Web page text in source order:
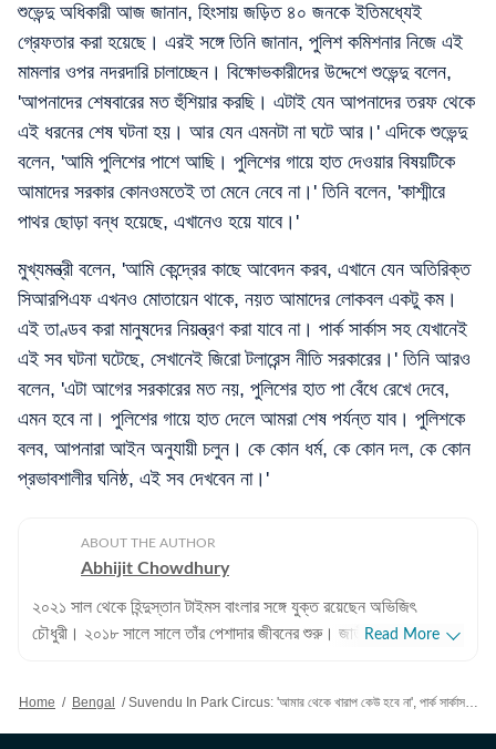
শুভেন্দু অধিকারী আজ জানান, হিংসায় জড়িত ৪০ জনকে ইতিমধ্যেই
গ্রেফতার করা হয়েছে। এরই সঙ্গে তিনি জানান, পুলিশ কমিশনার নিজে এই
মামলার ওপর নদরদারি চালাচ্ছেন। বিক্ষোভকারীদের উদ্দেশে শুভেন্দু বলেন,
'আপনাদের শেষবারের মত হুঁশিয়ার করছি। এটাই যেন আপনাদের তরফ থেকে
এই ধরনের শেষ ঘটনা হয়। আর যেন এমনটা না ঘটে আর।' এদিকে শুভেন্দু
বলেন, 'আমি পুলিশের পাশে আছি। পুলিশের গায়ে হাত দেওয়ার বিষয়টিকে
আমাদের সরকার কোনওমতেই তা মেনে নেবে না।' তিনি বলেন, 'কাশ্মীরে
পাথর ছোড়া বন্ধ হয়েছে, এখানেও হয়ে যাবে।'
মুখ্যমন্ত্রী বলেন, 'আমি কেন্দ্রের কাছে আবেদন করব, এখানে যেন অতিরিক্ত
সিআরপিএফ এখনও মোতায়েন থাকে, নয়ত আমাদের লোকবল একটু কম।
এই তাণ্ডব করা মানুষদের নিয়ন্ত্রণ করা যাবে না। পার্ক সার্কাস সহ যেখানেই
এই সব ঘটনা ঘটেছে, সেখানেই জিরো টলারেন্স নীতি সরকারের।' তিনি আরও
বলেন, 'এটা আগের সরকারের মত নয়, পুলিশের হাত পা বেঁধে রেখে দেবে,
এমন হবে না। পুলিশের গায়ে হাত দেলে আমরা শেষ পর্যন্ত যাব। পুলিশকে
বলব, আপনারা আইন অনুযায়ী চলুন। কে কোন ধর্ম, কে কোন দল, কে কোন
প্রভাবশালীর ঘনিষ্ঠ, এই সব দেখবেন না।'
ABOUT THE AUTHOR
Abhijit Chowdhury
২০২১ সাল থেকে হিন্দুস্তান টাইমস বাংলার সঙ্গে যুক্ত রয়েছেন অভিজিৎ
চৌধুরী। ২০১৮ সালে সালে তাঁর পেশাদার জীবনের শুরু। জাতীয়, আন্তর্জাতিক
বিষয়ে তাঁর আগ্রহ সবচেয়ে বেশি। কলকাতা বিশ্ববিদ্যালয় থেকে সাংবাদিকতায়
Read More
Home / Bengal / Suvendu In Park Circus: 'আমার থেকে খারাপ কেউ হবে না', পার্ক সার্কাস, তিলজলার তাণ্ডবকারীদের হুঁশিয়ারি শুভেন্দুর